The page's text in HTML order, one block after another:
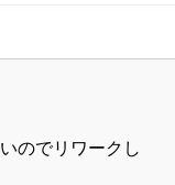
のでリワークし